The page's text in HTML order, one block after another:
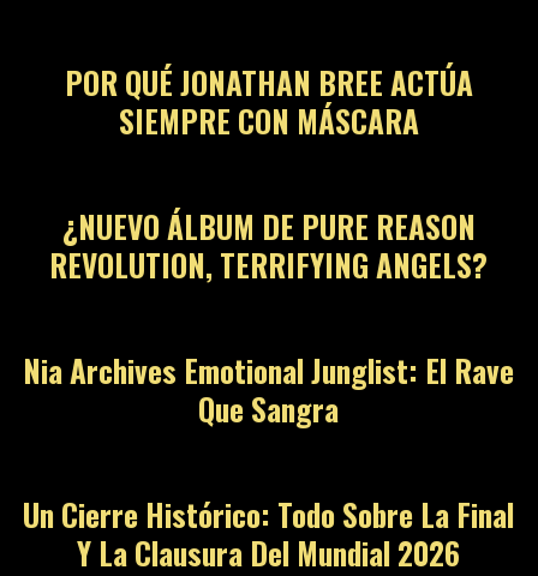
POR QUÉ JONATHAN BREE ACTÚA
SIEMPRE CON MÁSCARA
¿NUEVO ÁLBUM DE PURE REASON
REVOLUTION, TERRIFYING ANGELS?
Nia Archives Emotional Junglist: El Rave
Que Sangra
Un Cierre Histórico: Todo Sobre La Final
Y La Clausura Del Mundial 2026